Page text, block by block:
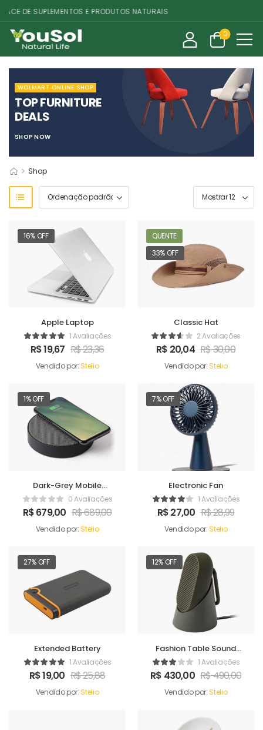
DE SUPLEMENTOS E PRODUTOS NATURAIS
0
WOLMART ONLINE SHOP
TOP FURNITURE
DEALS
SHOP NOW
> Shop
16% OFF
Apple Laptop
1 Avaliações
R$19,67 R$23,36
Vendido por:Stelio
QUENTE
33% OFF
Classic Hat
2 Avaliações
R$ 20,04 R$30,00
Vendido por:Stelio
1% OFF
Dark-Grey Mobile
Charger0 Avaliações
R$679,00 R$689,00
Vendido por:Stelio
7% OFF
Electronic Fan
1 Avaliações
R$27,00 R$28,99
Vendido por:Stelio
27% OFF
Extended Battery
1 Avaliações
R$19,00 R$25,88
Vendido por:Stelio
12% OFF
Fashion Table Sound
Maker1 Avaliações
R$ 430,00 R$490,00
Vendido por:Stelio